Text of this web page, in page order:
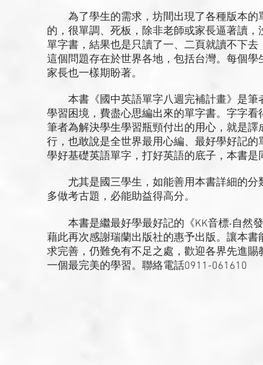
為了學生的需求，坊間出現了各種版本的
的，很單調、死板，除非老師或家長逼著讀
單字書，結果也是只讀了一、二頁就讀不下
這個問題存在於世界各地，包括台灣。每個
家長也一樣期盼著。
本書《國中英語單字八週完補計畫》是筆
學習困境，費盡心思編出來的單字書。字字
筆者為解決學生學習瓶頸付出的用心，就是
行，也敢說是全世界最用心編、最好學好記
學好基礎英語單字，打好英語的底子，本書
尤其是國三學生，如能善用本書詳細的分
多做考古題，必能助益得高分。
本書是繼最好學最好記的《KK音標‧自然
藉此再次感謝瑞蘭出版社的惠予出版。讓本
求完善，仍難免有不足之處，歡迎各界先進
一個最完美的學習。聯絡電話0911-061610